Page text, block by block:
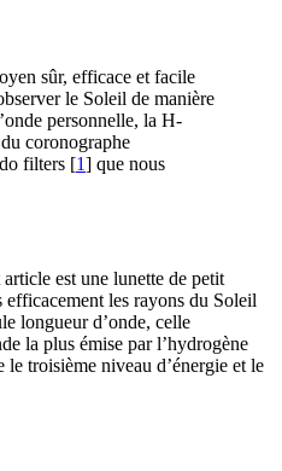
sûr, efficace et facile
le Soleil de manière
personnelle, la H-
coronographe
filters [1] que nous
est une lunette de petit
les rayons du Soleil
longueur d’onde, celle
la plus émise par l’hydrogène
troisième niveau d’énergie et le